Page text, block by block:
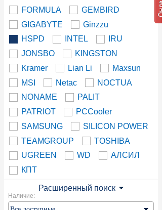
FORMULA
GEMBIRD
GIGABYTE
Ginzzu
HSPD
INTEL
IRU
JONSBO
KINGSTON
Kramer
Lian Li
Maxsun
MSI
Netac
NOCTUA
NONAME
PALIT
PATRIOT
PCCooler
SAMSUNG
SILICON POWER
TEAMGROUP
TOSHIBA
UGREEN
WD
АЛСИЛ
КПТ
Расширенный поиск
Наличие: